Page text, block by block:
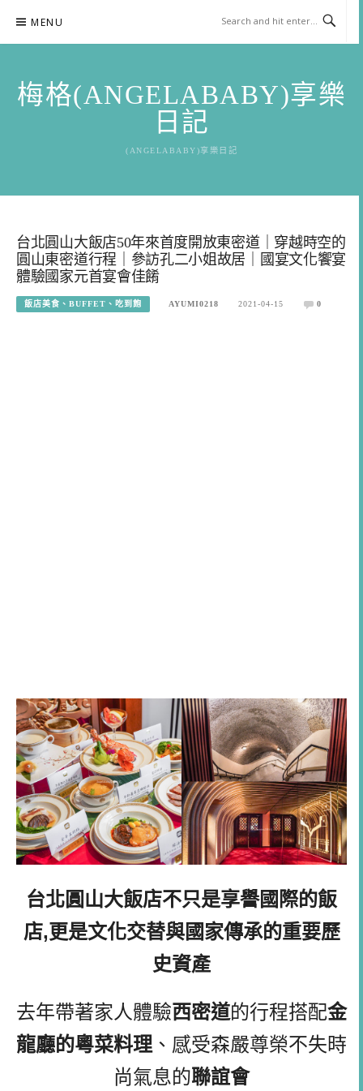
content
MENU
梅格(ANGELABABY)享樂
日記
(ANGELABABY)享樂日記
台北圓山大飯店50年來首度開放東密道｜穿越時空的
圓山東密道行程｜參訪孔二小姐故居｜國宴文化饗宴
體驗國家元首宴會佳餚
飯店美食、BUFFET、吃到飽 AYUMI0218 2021-04-15 0
台北圓山大飯店不只是享譽國際的飯
店,更是文化交替與國家傳承的重要歷
史資產
去年帶著家人體驗西密道的行程搭配金
龍廳的粵菜料理 、感受森嚴尊榮不失時
尚氣息的聯誼會